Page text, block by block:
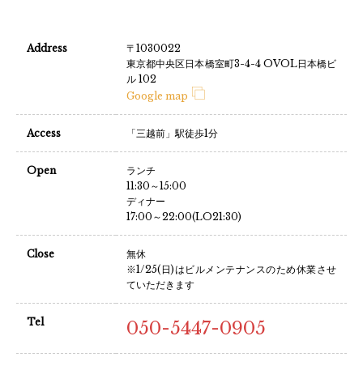
Address
〒1030022
東京都中央区日本橋室町3-4-4 OVOL日本橋ビ
ル 102
Google map
Access 「三越前」駅徒歩1分
Open
ランチ
11:30～15:00
ディナー
17:00～22:00(LO21:30)
Close
無休
※1/25(日)はビルメンテナンスのため休業させ
ていただきます
Tel 050-5447-0905